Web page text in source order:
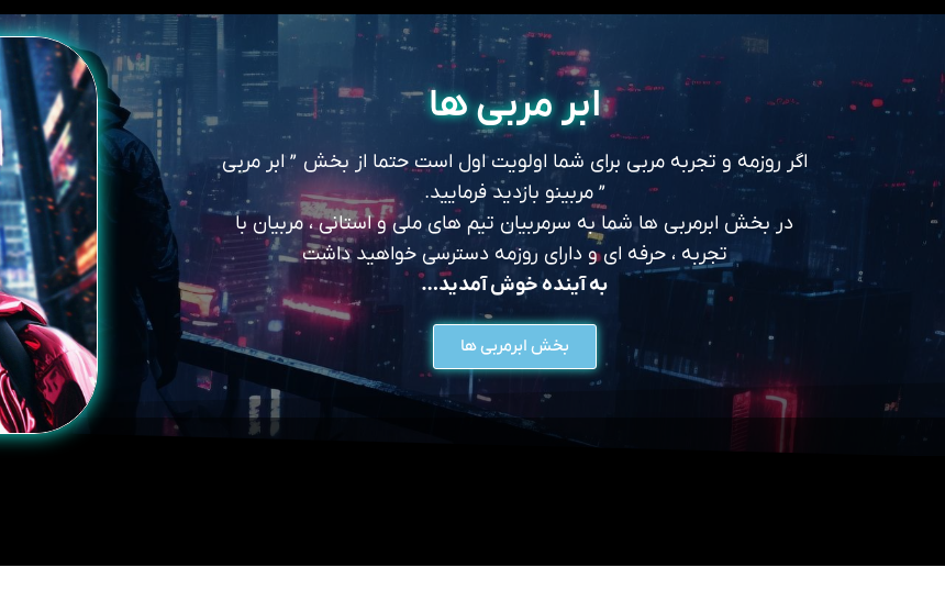
ابر مربی ها
اگر روزمه و تجربه مربی برای شما اولویت اول است حتما از بخش ” ابر مربی
” مربینو بازدید فرمایید.
در بخش ابرمربی ها شما به سرمربیان تیم های ملی و استانی ، مربیان با
تجربه ، حرفه ای و دارای روزمه دسترسی خواهید داشت
به آینده خوش آمدید…
بخش ابرمربی ها